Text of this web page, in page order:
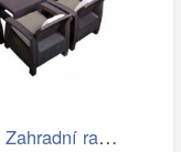
DEOKORK Zahradní ratanová sestava…